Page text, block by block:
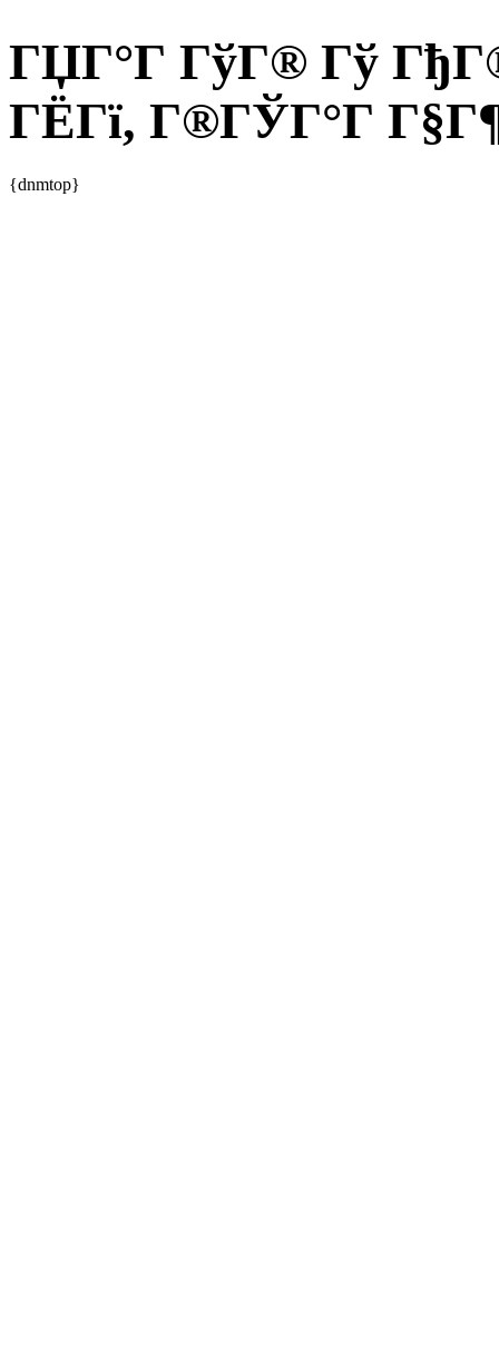
ГЏГ°Г ГўГ® Гў
ГЁГї, Г®ГЎГ°Г
{dnmtop}